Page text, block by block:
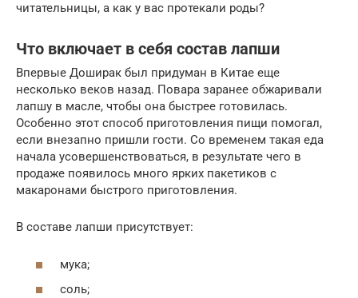
читательницы, а как у вас протекали роды?
Что включает в себя состав лапши
Впервые Доширак был придуман в Китае еще
несколько веков назад. Повара заранее обжаривали
лапшу в масле, чтобы она быстрее готовилась.
Особенно этот способ приготовления пищи помогал,
если внезапно пришли гости. Со временем такая еда
начала усовершенствоваться, в результате чего в
продаже появилось много ярких пакетиков с
макаронами быстрого приготовления.
В составе лапши присутствует:
мука;
соль;